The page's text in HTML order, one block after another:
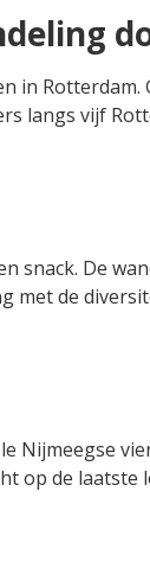
in Rotterdam.
langs vijf
snack. De
met de
Nijmeegse
op de laatste